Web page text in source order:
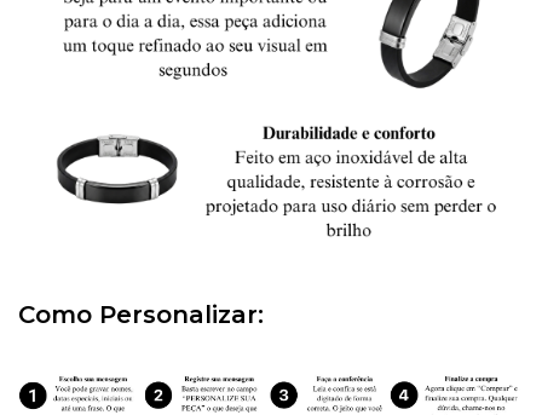
Como Personalizar: